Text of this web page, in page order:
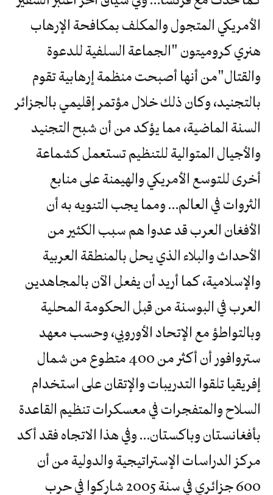
الأمريكي المتجول والمكلف بمكافحة الإرهاب
هنري كروميتون "الجماعة السلفية للدعوة
والقتال"من أنها أصبحت منظمة إرهابية تقوم
بالتجنيد، وكان ذلك خلال مؤتمر إقليمي بالجزائر
السنة الماضية، مما يؤكد من أن شبح التجنيد
والأجيال المتوالية للتنظيم تستعمل كشماعة
أخرى للتوسع الأمريكي والهيمنة على منابع
الثروات في العالم… ومما يجب التنويه به أن
الأفغان العرب قد عدوا هم سبب الكثير من
الأحداث والبلاء الذي يحل بالمنطقة العربية
والإسلامية، كما أريد أن يفعل الآن بالمجاهدين
العرب في البوسنة من قبل الحكومة المحلية
وبالتواطؤ مع الإتحاد الأوروبي، وحسب معهد
ستروافور أن أكثر من 400 متطوع من شمال
إفريقيا تلقوا التدريبات والإتقان على استخدام
السلاح والمتفجرات في معسكرات تنظيم القاعدة
بأفغانستان وباكستان… وفي هذا الاتجاه فقد أكد
مركز الدراسات الإستراتيجية والدولية من أن
600 جزائري في سنة 2005 شاركوا في حرب